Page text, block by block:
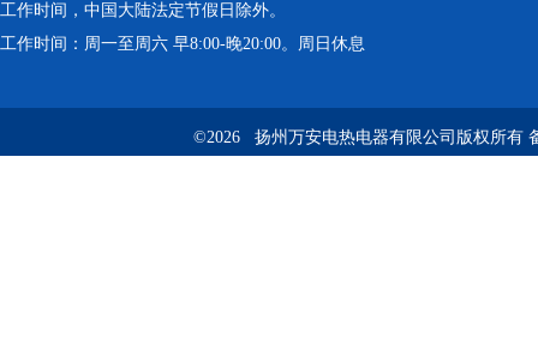
工作时间，中国大陆法定节假日除外。
工作时间：周一至周六 早8:00-晚20:00。周日休息
©2026 扬州万安电热电器有限公司版权所有